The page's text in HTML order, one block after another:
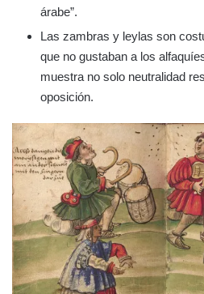
árabe”.
Las zambras y leylas son
que no gustaban a los
muestra no solo neutralidad
oposición.